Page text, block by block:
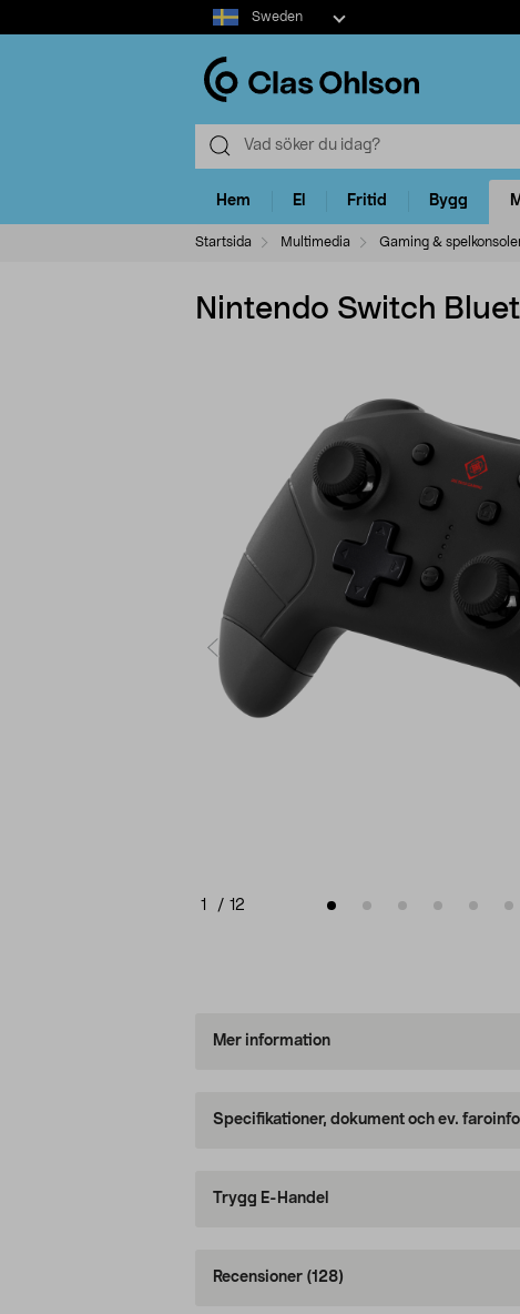
Select
market
Sweden
Hem El Fritid Bygg
Startsida Multimedia Gaming &
Nintendo Switch
1 / 12
Mer information
Specifikationer, dokument och ev.
Trygg E-Handel
Recensioner (128)